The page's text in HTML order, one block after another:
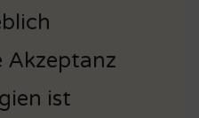
Akzeptanz
ist